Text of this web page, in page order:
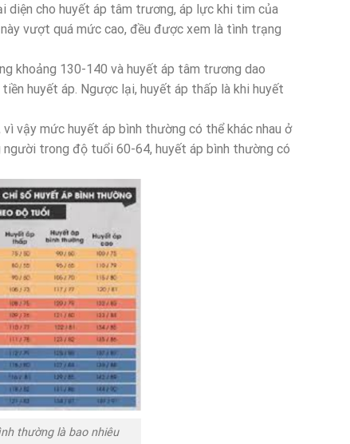
diện cho huyết áp tâm trương, áp lực khi tim của
vượt quá mức cao, đều được xem là tình trạng
khoảng 130-140 và huyết áp tâm trương dao
huyết áp. Ngược lại, huyết áp thấp là khi huyết
vậy mức huyết áp bình thường có thể khác nhau ở
người trong độ tuổi 60-64, huyết áp bình thường có
thường là bao nhiêu